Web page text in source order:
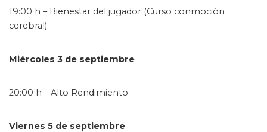
19:00 h – Bienestar del jugador (Curso conmoción
cerebral)
Miércoles 3 de septiembre
20:00 h – Alto Rendimiento
Viernes 5 de septiembre